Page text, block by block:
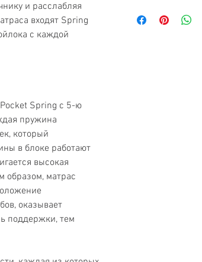
и расслабляя
входят Spring
с каждой
Spring с 5-ю
пружина
который
в блоке работают
высокая
образом, матрас
оказывает
поддержки, тем
Тип